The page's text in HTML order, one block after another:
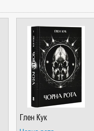
Глен Кук